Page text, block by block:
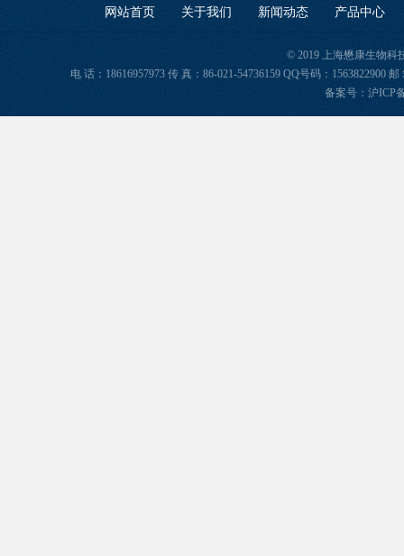
网站首页 关于我们 新闻动态 产品中心
© 2019 上海懋康生物科
电 话：18616957973 传 真：86-021-54736159 QQ号码：1563822900
备案号： 沪ICP